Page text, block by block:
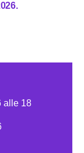
alle 18